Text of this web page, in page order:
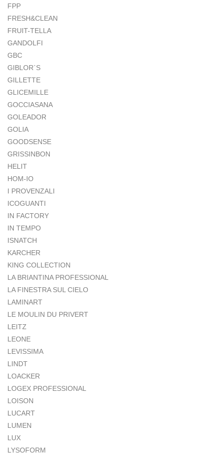
FPP
FRESH&CLEAN
FRUIT-TELLA
GANDOLFI
GBC
GIBLOR`S
GILLETTE
GLICEMILLE
GOCCIASANA
GOLEADOR
GOLIA
GOODSENSE
GRISSINBON
HELIT
HOM-IO
I PROVENZALI
ICOGUANTI
IN FACTORY
IN TEMPO
ISNATCH
KARCHER
KING COLLECTION
LA BRIANTINA PROFESSIONAL
LA FINESTRA SUL CIELO
LAMINART
LE MOULIN DU PRIVERT
LEITZ
LEONE
LEVISSIMA
LINDT
LOACKER
LOGEX PROFESSIONAL
LOISON
LUCART
LUMEN
LUX
LYSOFORM